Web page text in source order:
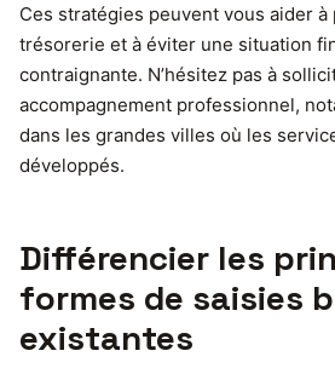
Ces stratégies peuvent vous aider
trésorerie et à éviter une situation
contraignante. N’hésitez pas à
accompagnement professionnel,
dans les grandes villes où les
développés.
Différencier les
formes de saisies
existantes